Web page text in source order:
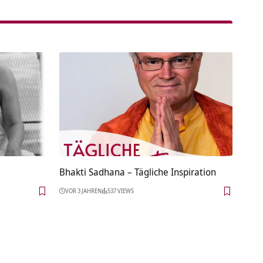
Bhakti Sadhana – Tägliche Inspiration
VOR 3 JAHREN 537 VIEWS